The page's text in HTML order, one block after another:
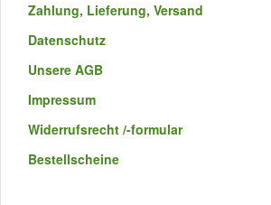
Zahlung, Lieferung, Versand
Datenschutz
Unsere AGB
Impressum
Widerrufsrecht /-formular
Bestellscheine